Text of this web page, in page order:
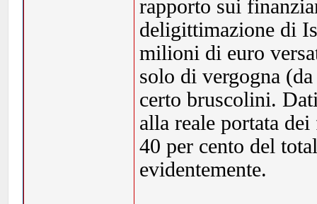
rapporto sui
deligittimazione di
milioni di euro
solo di vergogna
certo bruscolini.
alla reale portata
40 per cento del
evidentemente.